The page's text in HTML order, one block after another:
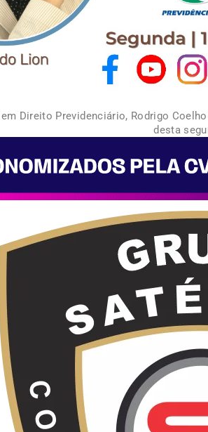
Direito Previdenciário, Rodrigo
desta